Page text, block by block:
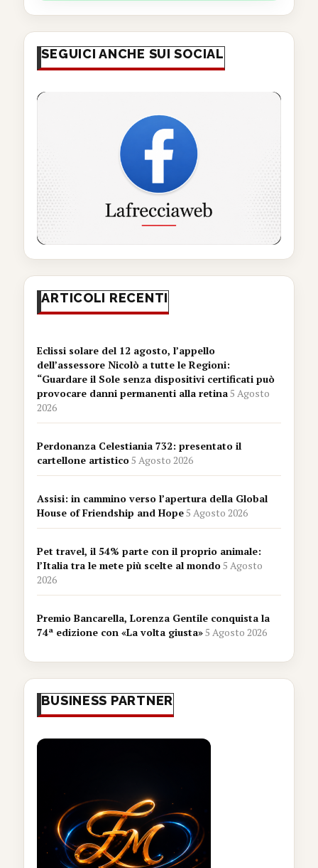
SEGUICI ANCHE SUI SOCIAL
ARTICOLI RECENTI
Eclissi solare del 12 agosto, l’appello
dell’assessore Nicolò a tutte le Regioni:
“Guardare il Sole senza dispositivi certificati può
provocare danni permanenti alla retina5 Agosto
2026
Perdonanza Celestiania 732: presentato il
cartellone artistico5 Agosto 2026
Assisi: in cammino verso l’apertura della Global
House of Friendship and Hope5 Agosto 2026
Pet travel, il 54% parte con il proprio animale:
l’Italia tra le mete più scelte al mondo5 Agosto
2026
Premio Bancarella, Lorenza Gentile conquista la
74ª edizione con «La volta giusta»5 Agosto 2026
BUSINESS PARTNER